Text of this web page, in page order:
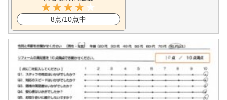
8点/10点中